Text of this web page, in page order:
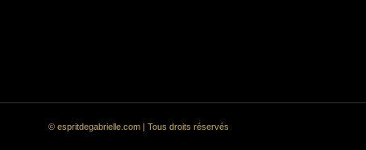
© espritdegabrielle.com | Tous droits réservés